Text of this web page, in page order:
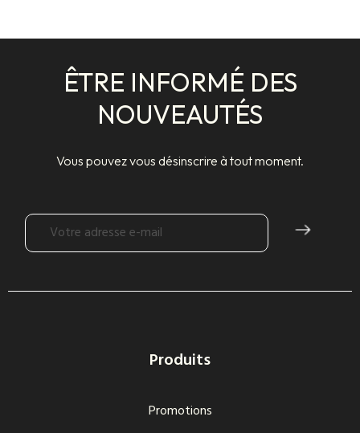
ÊTRE INFORMÉ DES
NOUVEAUTÉS
Vous pouvez vous désinscrire à tout moment.
Produits
Promotions